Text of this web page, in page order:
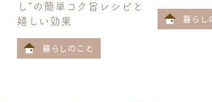
し”の簡単コク旨レシピと
嬉しい効果
暮らしのこと
暮らし